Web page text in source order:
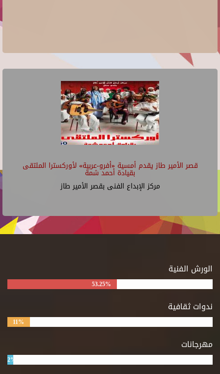
قصر الأمير طاز يقدم أمسية «أفرو-عربية» لأوركسترا الملتقى
بقيادة أحمد شمة
مركز الإبداع الفنى بقصر الأمير طاز
الورش الفنية
53.25%
ندوات ثقافية
11%
مهرجانات
2%